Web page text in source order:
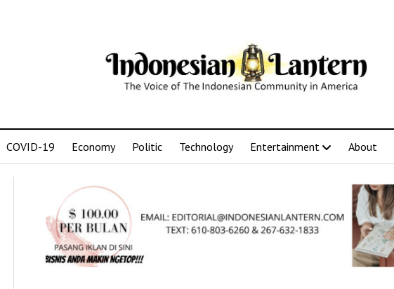
COVID-19 Economy Politic Technology Entertainment About